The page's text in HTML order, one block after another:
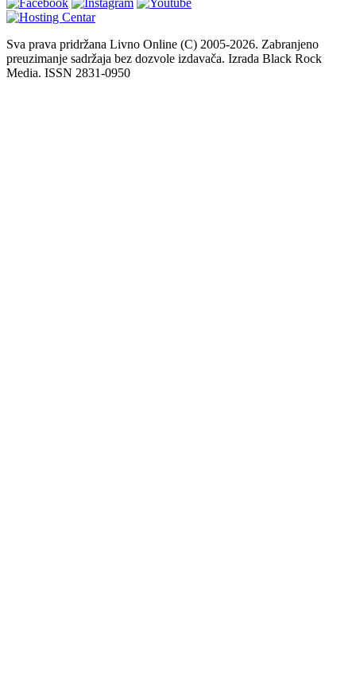
Sva prava pridržana Livno Online (C) 2005-2026. Zabranjeno
preuzimanje sadržaja bez dozvole izdavača. Izrada Black Rock
Media. ISSN 2831-0950